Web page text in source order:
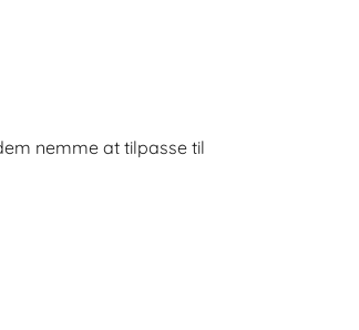
nemme at tilpasse til